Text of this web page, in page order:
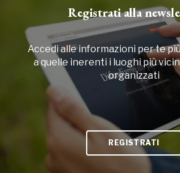
Registrati alla
Accedi alle informazioni per te
a quelle inerenti i luoghi più
organizzati
REGISTRATI